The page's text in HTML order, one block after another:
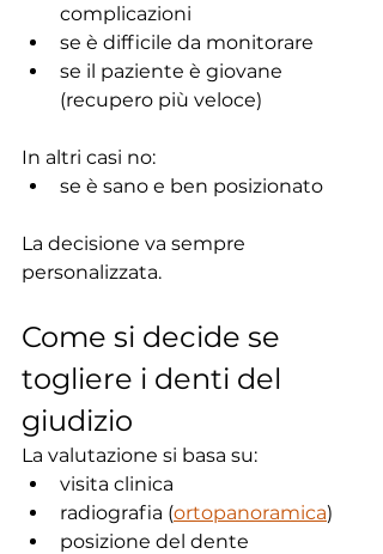
complicazioni
se è difficile da monitorare
se il paziente è giovane
(recupero più veloce)
In altri casi no:
se è sano e ben posizionato
La decisione va sempre
personalizzata.
Come si decide se
togliere i denti del
giudizio
La valutazione si basa su:
visita clinica
radiografia (ortopanoramica)
posizione del dente